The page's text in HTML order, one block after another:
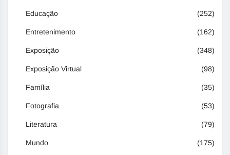
Educação (252)
Entretenimento (162)
Exposição (348)
Exposição Virtual (98)
Família (35)
Fotografia (53)
Literatura (79)
Mundo (175)